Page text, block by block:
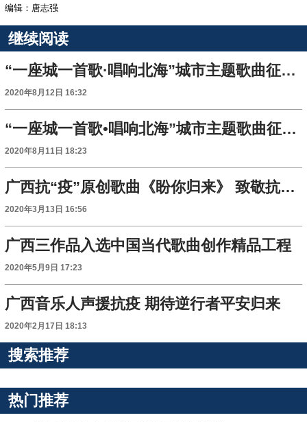
编辑：唐志强
继续阅读
“一座城一首歌·唱响北海”城市主题歌曲征集活动正式启动
2020年8月12日 16:32
“一座城一首歌•唱响北海”城市主题歌曲征集活动启动
2020年8月11日 18:23
广西抗“疫”原创歌曲《盼你归来》 致敬抗“疫”一线白衣天使
2020年3月13日 16:56
广西三作品入选中国当代歌曲创作精品工程
2020年5月9日 17:23
广西音乐人声援抗疫 期待逆行者平安归来
2020年2月17日 18:13
搜索推荐
热门推荐